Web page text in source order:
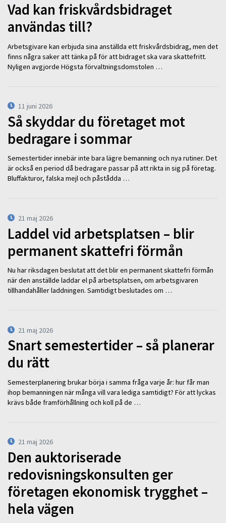
Vad kan friskvårdsbidraget
användas till?
Arbetsgivare kan erbjuda sina anställda ett friskvårdsbidrag, men det
finns några saker att tänka på för att bidraget ska vara skattefritt.
Nyligen avgjorde Högsta förvaltningsdomstolen …
11 juni 2026
Så skyddar du företaget mot
bedragare i sommar
Semestertider innebär inte bara lägre bemanning och nya rutiner. Det
är också en period då bedragare passar på att rikta in sig på företag.
Bluffakturor, falska mejl och påstådda …
21 maj 2026
Laddel vid arbetsplatsen – blir
permanent skattefri förmån
Nu har riksdagen beslutat att det blir en permanent skattefri förmån
när den anställde laddar el på arbetsplatsen, om arbetsgivaren
tillhandahåller laddningen. Samtidigt beslutades om …
21 maj 2026
Snart semestertider – så planerar
du rätt
Semesterplanering brukar börja i samma fråga varje år: hur får man
ihop bemanningen när många vill vara lediga samtidigt? För att lyckas
krävs både framförhållning och koll på de …
21 maj 2026
Den auktoriserade
redovisningskonsulten ger
företagen ekonomisk trygghet –
hela vägen